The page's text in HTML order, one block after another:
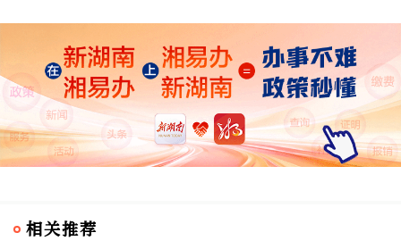
相关推荐